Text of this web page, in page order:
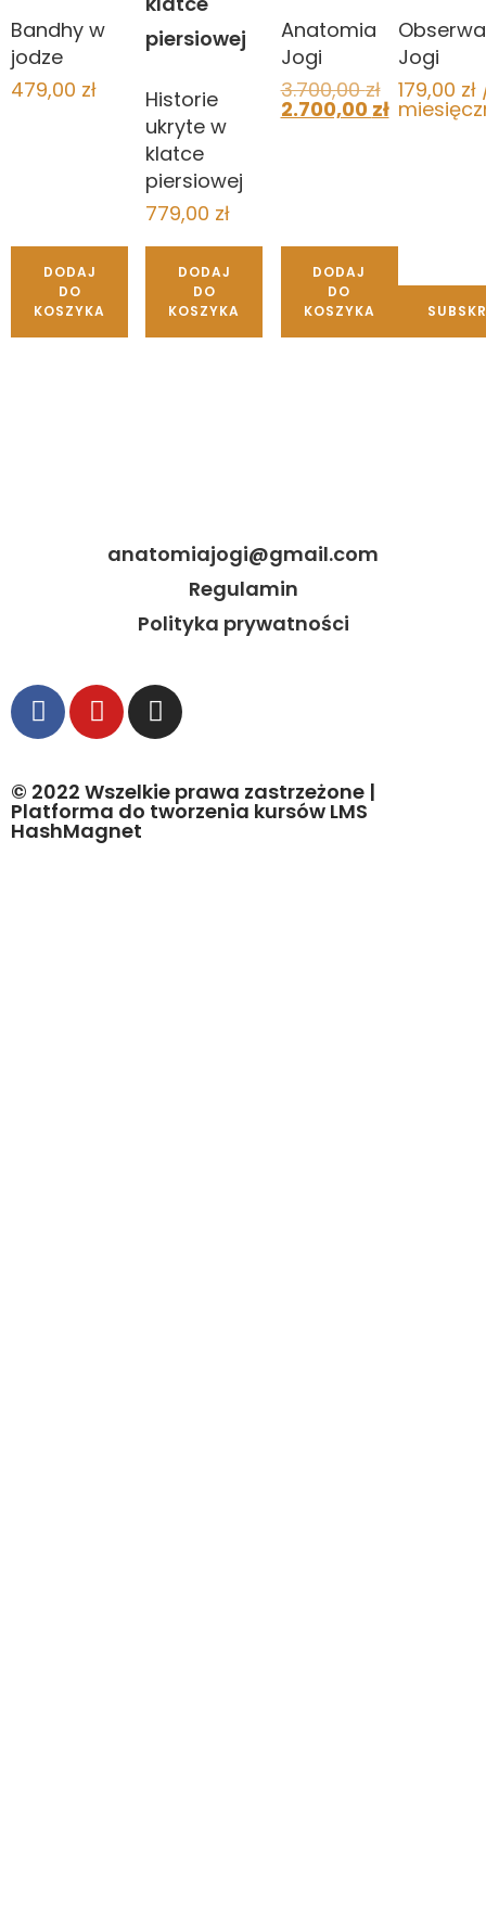
Bandhy w
jodze
479,00 zł
DODAJ
DO
KOSZYKA
Historie
ukryte w
klatce
piersiowej
779,00 zł
DODAJ
DO
KOSZYKA
Anatomia
Jogi
3.700,00zł
2.700,00 zł
DODAJ
DO
KOSZYKA
Jogi
179,00 zł
anatomiajogi@gmail.com
Regulamin
Polityka prywatności
© 2022 Wszelkie prawa zastrzeżone |
Platforma do tworzenia kursów LMS
HashMagnet